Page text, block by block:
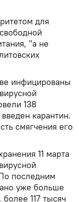
для
"а не
инфицированы
138
карантин.
смягчения его
11 марта
последним
уже больше
117 тысяч